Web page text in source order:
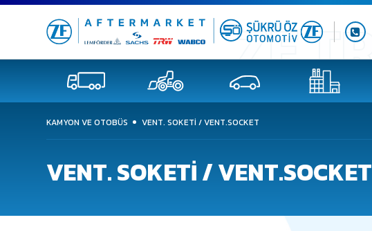
KAMYON VE OTOBÜS VENT. SOKETİ / VENT.SOCKET
VENT. SOKETİ / VENT.SOCKET